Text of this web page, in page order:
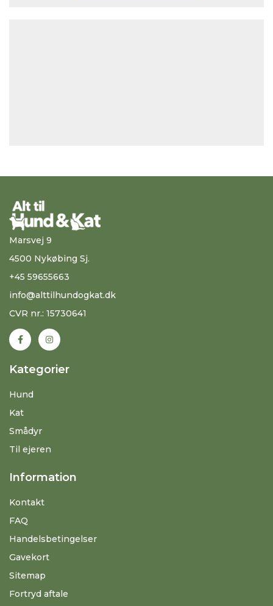
Marsvej 9
4500 Nykøbing Sj.
+45 59655663
info@alttilhundogkat.dk
CVR nr.: 15730641
Kategorier
Hund
Kat
Smådyr
Til ejeren
Information
Kontakt
FAQ
Handelsbetingelser
Gavekort
Sitemap
Fortryd aftale